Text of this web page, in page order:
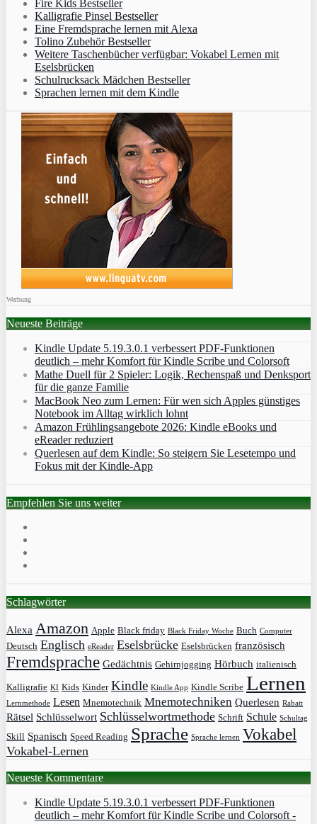
Fire Kids Bestseller
Kalligrafie Pinsel Bestseller
Eine Fremdsprache lernen mit Alexa
Tolino Zubehör Bestseller
Weitere Taschenbücher verfügbar: Vokabel Lernen mit
Eselsbrücken
Schulrucksack Mädchen Bestseller
Sprachen lernen mit dem Kindle
Werbung
Neueste Beiträge
Kindle Update 5.19.3.0.1 verbessert PDF-Funktionen
deutlich – mehr Komfort für Kindle Scribe und Colorsoft
Mathe Duell für 2 Spieler: Logik, Rechenspaß und Denksport
für die ganze Familie
MacBook Neo zum Lernen: Für wen sich Apples günstiges
Notebook im Alltag wirklich lohnt
Amazon Frühlingsangebote 2026: Kindle eBooks und
eReader reduziert
Querlesen auf dem Kindle: So steigern Sie Lesetempo und
Fokus mit der Kindle-App
Empfehlen Sie uns weiter
Schlagwörter
Alexa Amazon Apple Black friday Black Friday Woche Buch Computer
Deutsch Englisch eReader Eselsbrücke Eselsbrücken französisch
Fremdsprache Gedächtnis Gehirnjogging Hörbuch italienisch
Kalligrafie KI Kids Kinder Kindle Kindle App Kindle Scribe Lernen
Lernmethode Lesen Mnemotechnik Mnemotechniken Querlesen Rabatt
Rätsel Schlüsselwort Schlüsselwortmethode Schrift Schule Schultag
Skill Spanisch Speed Reading Sprache Sprache lernen Vokabel
Vokabel-Lernen
Neueste Kommentare
Kindle Update 5.19.3.0.1 verbessert PDF-Funktionen
deutlich – mehr Komfort für Kindle Scribe und Colorsoft -